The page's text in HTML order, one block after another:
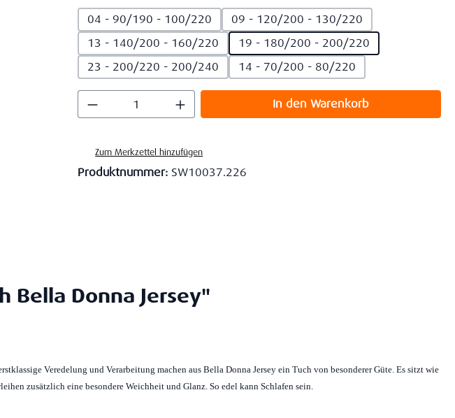
04 - 90/190 - 100/220
09 - 120/200 - 130/220
13 - 140/200 - 160/220
19 - 180/200 - 200/220
23 - 200/220 - 200/240
14 - 70/200 - 80/220
Produkt Anzahl: Gib den gewünschten Wert
In den Warenkorb
Zum Merkzettel hinzufügen
Produktnummer: SW10037.226
Donna Jersey"
Veredelung und Verarbeitung machen aus Bella Donna Jersey ein Tuch von besonderer Güte. Es sitzt wie
zusätzlich eine besondere Weichheit und Glanz. So edel kann Schlafen sein.